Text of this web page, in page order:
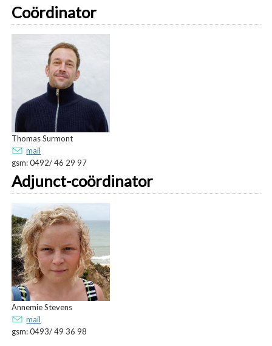
Coördinator
Thomas Surmont
mail
gsm: 0492/ 46 29 97
Adjunct-coördinator
Annemie Stevens
mail
gsm: 0493/ 49 36 98